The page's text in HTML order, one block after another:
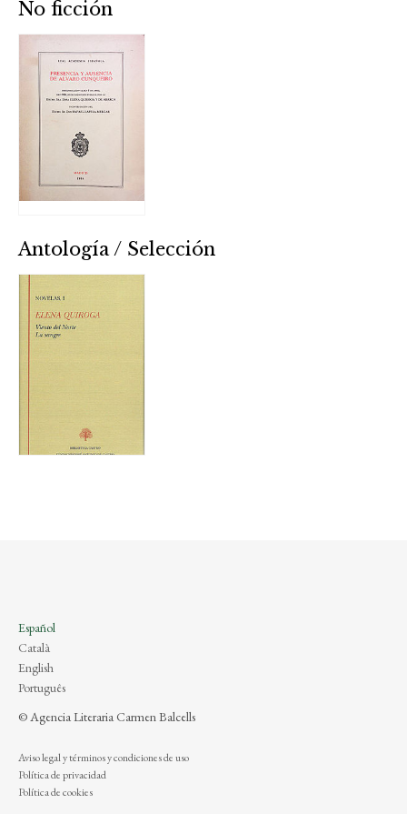
No ficción
Antología / Selección
Español
Català
English
Português
© Agencia Literaria Carmen Balcells
Aviso legal y términos y condiciones de uso
Política de privacidad
Política de cookies